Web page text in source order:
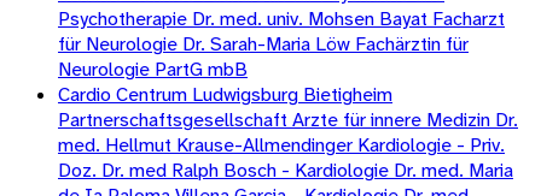
Psychotherapie Dr. med. univ. Mohsen Bayat Facharzt
für Neurologie Dr. Sarah-Maria Löw Fachärztin für
Neurologie PartG mbB
Cardio Centrum Ludwigsburg Bietigheim
Partnerschaftsgesellschaft Arzte für innere Medizin Dr.
med. Hellmut Krause-Allmendinger Kardiologie - Priv.
Doz. Dr. med Ralph Bosch - Kardiologie Dr. med. Maria